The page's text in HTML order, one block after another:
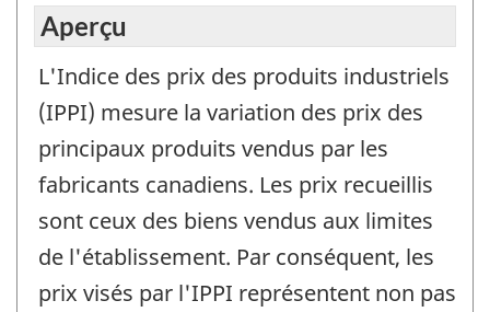
Aperçu
L'Indice des prix des produits industriels
(IPPI) mesure la variation des prix des
principaux produits vendus par les
fabricants canadiens. Les prix recueillis
sont ceux des biens vendus aux limites
de l'établissement. Par conséquent, les
prix visés par l'IPPI représentent non pas